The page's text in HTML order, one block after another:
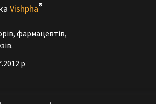
Vishpha®
фармацевтів,
р